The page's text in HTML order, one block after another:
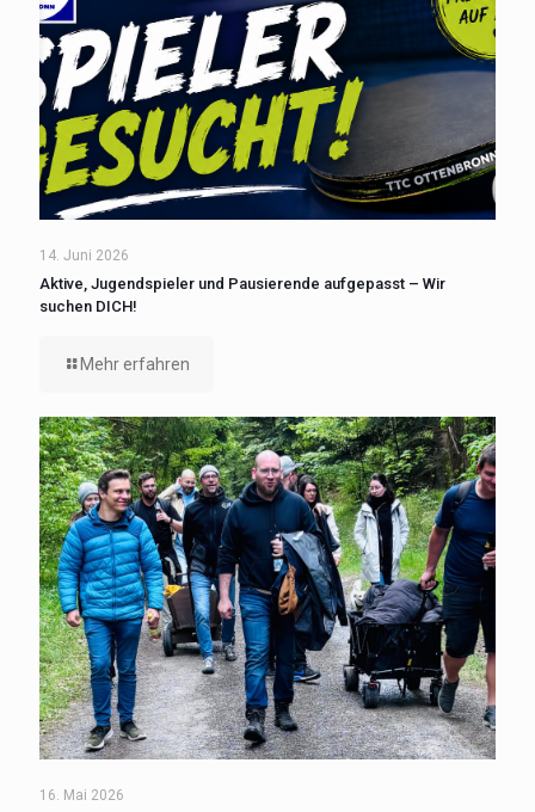
14. Juni 2026
Aktive, Jugendspieler und Pausierende aufgepasst – Wir
suchen DICH!
Mehr erfahren
16. Mai 2026